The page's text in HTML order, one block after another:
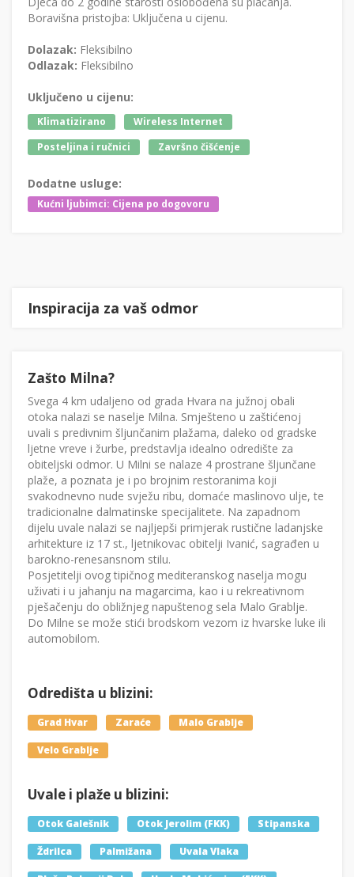
Boravišna pristojba: Uključena u cijenu.
Dolazak: Fleksibilno
Odlazak: Fleksibilno
Uključeno u cijenu:
Klimatizirano
Wireless Internet
Posteljina i ručnici
Završno čišćenje
Dodatne usluge:
Kućni ljubimci: Cijena po dogovoru
Inspiracija za vaš odmor
Zašto Milna?
Svega 4 km udaljeno od grada Hvara na južnoj obali
otoka nalazi se naselje Milna. Smješteno u zaštićenoj
uvali s predivnim šljunčanim plažama, daleko od gradske
ljetne vreve i žurbe, predstavlja idealno odredište za
obiteljski odmor. U Milni se nalaze 4 prostrane šljunčane
plaže, a poznata je i po brojnim restoranima koji
svakodnevno nude svježu ribu, domaće maslinovo ulje, te
tradicionalne dalmatinske specijalitete. Na zapadnom
dijelu uvale nalazi se najljepši primjerak rustične ladanjske
arhitekture iz 17 st., ljetnikovac obitelji Ivanić, sagrađen u
barokno-renesansnom stilu.
Posjetitelji ovog tipičnog mediteranskog naselja mogu
uživati i u jahanju na magarcima, kao i u rekreativnom
pješačenju do obližnjeg napuštenog sela Malo Grablje.
Do Milne se može stići brodskom vezom iz hvarske luke ili
automobilom.
Odredišta u blizini:
Grad Hvar Zaraće Malo Grablje
Velo Grablje
Uvale i plaže u blizini:
Otok Galešnik Otok Jerolim (FKK) Stipanska
Ždrilca Palmižana Uvala Vlaka